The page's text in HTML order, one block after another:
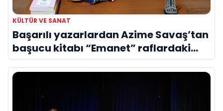
KÜLTÜR VE SANAT
Başarılı yazarlardan Azime Savaş’tan
başucu kitabı “Emanet” raflardaki
yerini aldı